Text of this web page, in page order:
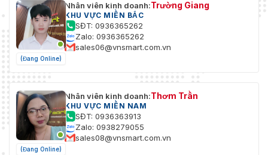
(Đang Online)
Nhân viên kinh doanh:Trường Giang
KHU VỰC MIỀN BẮC
SĐT: 0936365262
Zalo: 0936365262
sales06@vnsmart.com.vn
(Đang Online)
Nhân viên kinh doanh:Thơm Trần
KHU VỰC MIỀN NAM
SĐT: 0936363913
Zalo: 0938279055
sales08@vnsmart.com.vn